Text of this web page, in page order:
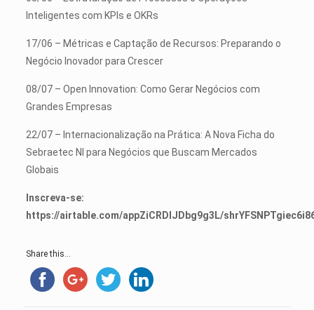
Inteligentes com KPIs e OKRs
17/06 – Métricas e Captação de Recursos: Preparando o
Negócio Inovador para Crescer
08/07 – Open Innovation: Como Gerar Negócios com
Grandes Empresas
22/07 – Internacionalização na Prática: A Nova Ficha do
Sebraetec NI para Negócios que Buscam Mercados
Globais
Inscreva-se:
https://airtable.com/appZiCRDIJDbg9g3L/
Share this...